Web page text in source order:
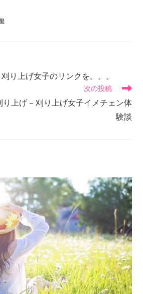
り上げ女子のリンクを。。。
次の投稿
上げ – 刈り上げ女子イメチェン体
験談